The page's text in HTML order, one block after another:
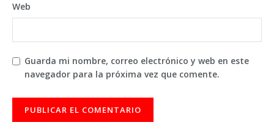
Web
Guarda mi nombre, correo electrónico y web en este
navegador para la próxima vez que comente.